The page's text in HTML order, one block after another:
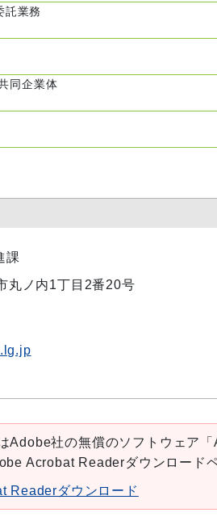
託業務
同企業体
課
丸ノ内1丁目2番20号
Adobe社の無償のソフトウェア
Acrobat Readerダウンロード
Readerダウンロード